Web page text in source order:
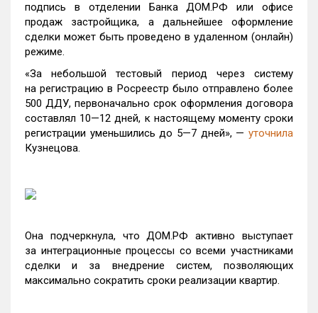
подпись в отделении Банка ДОМ.РФ или офисе
продаж застройщика, а дальнейшее оформление
сделки может быть проведено в удаленном (онлайн)
режиме.
«За небольшой тестовый период через систему
на регистрацию в Росреестр было отправлено более
500 ДДУ, первоначально срок оформления договора
составлял 10—12 дней, к настоящему моменту сроки
регистрации уменьшились до 5—7 дней», — уточнила
Кузнецова.
Она подчеркнула, что ДОМ.РФ активно выступает
за интеграционные процессы со всеми участниками
сделки и за внедрение систем, позволяющих
максимально сократить сроки реализации квартир.